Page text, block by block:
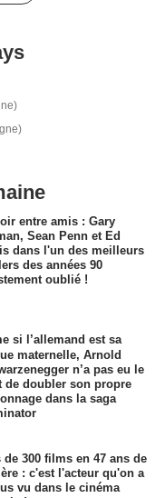
entre amis : Gary
Sean Penn et Ed
dans l'un des meilleurs
des années 90
oublié !
si l’allemand est sa
maternelle, Arnold
n’a pas eu le
de doubler son propre
dans la saga
de 300 films en 47 ans de
: c'est l'acteur qu'on a
vu dans le cinéma